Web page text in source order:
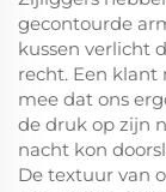
gecontourde
kussen verlicht
recht. Een
mee dat ons
de druk op zijn
nacht kon
De textuur van